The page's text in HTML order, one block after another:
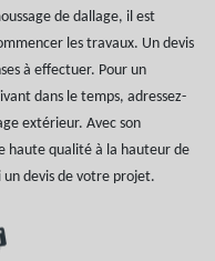
de dallage, il est
les travaux. Un devis
à effectuer. Pour un
dans le temps, adressez-
extérieur. Avec son
haute qualité à la hauteur de
devis de votre projet.